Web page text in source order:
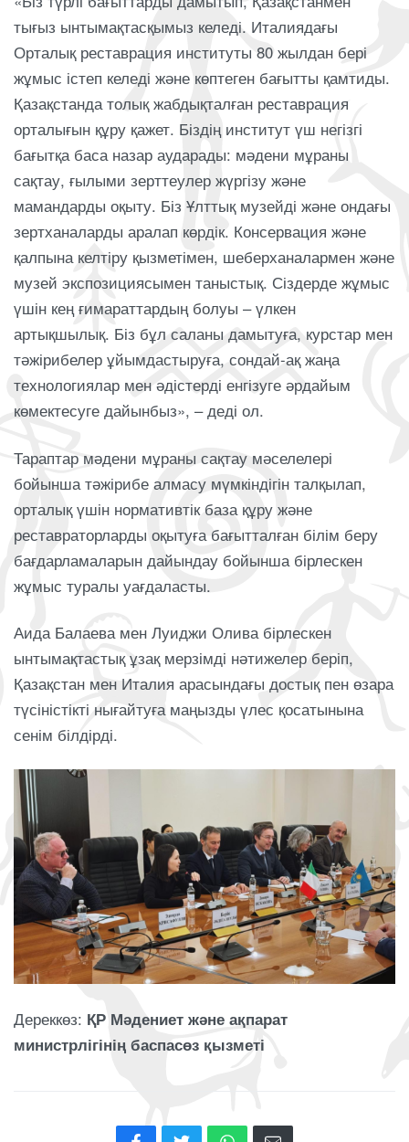
тығыз ынтымақтасқымыз келеді. Италиядағы
Орталық реставрация институты 80 жылдан бері
жұмыс істеп келеді және көптеген бағытты қамтиды.
Қазақстанда толық жабдықталған реставрация
орталығын құру қажет. Біздің институт үш негізгі
бағытқа баса назар аударады: мәдени мұраны
сақтау, ғылыми зерттеулер жүргізу және
мамандарды оқыту. Біз Ұлттық музейді және ондағы
зертханаларды аралап көрдік. Консервация және
қалпына келтіру қызметімен, шеберханалармен және
музей экспозициясымен таныстық. Сіздерде жұмыс
үшін кең ғимараттардың болуы – үлкен
артықшылық. Біз бұл саланы дамытуға, курстар мен
тәжірибелер ұйымдастыруға, сондай-ақ жаңа
технологиялар мен әдістерді енгізуге әрдайым
көмектесуге дайынбыз», – деді ол.
Тараптар мәдени мұраны сақтау мәселелері
бойынша тәжірибе алмасу мүмкіндігін талқылап,
орталық үшін нормативтік база құру және
реставраторларды оқытуға бағытталған білім беру
бағдарламаларын дайындау бойынша бірлескен
жұмыс туралы уағдаласты.
Аида Балаева мен Луиджи Олива бірлескен
ынтымақтастық ұзақ мерзімді нәтижелер беріп,
Қазақстан мен Италия арасындағы достық пен өзара
түсіністікті нығайтуға маңызды үлес қосатынына
сенім білдірді.
Дереккөз: ҚР Мәдениет және ақпарат
министрлігінің баспасөз қызметі